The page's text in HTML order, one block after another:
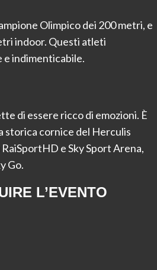
Olimpico dei 200 metri, e
indoor. Questi atleti
indimenticabile.
di essere ricco di emozioni. È
storica cornice del Herculis
e Sky Sport Arena,
Go.
L’EVENTO